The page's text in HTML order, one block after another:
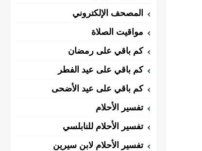
المصحف الإلكتروني
مواقيت الصلاة
كم باقي على رمضان
كم باقي على عيد الفطر
كم باقي على عيد الأضحى
تفسير الأحلام
تفسير الأحلام للنابلسي
تفسير الأحلام لابن سيرين